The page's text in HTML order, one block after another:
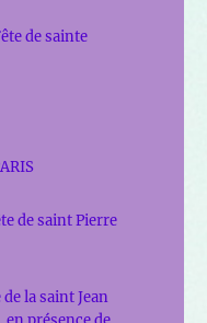
de sainte
de saint Pierre
la saint Jean